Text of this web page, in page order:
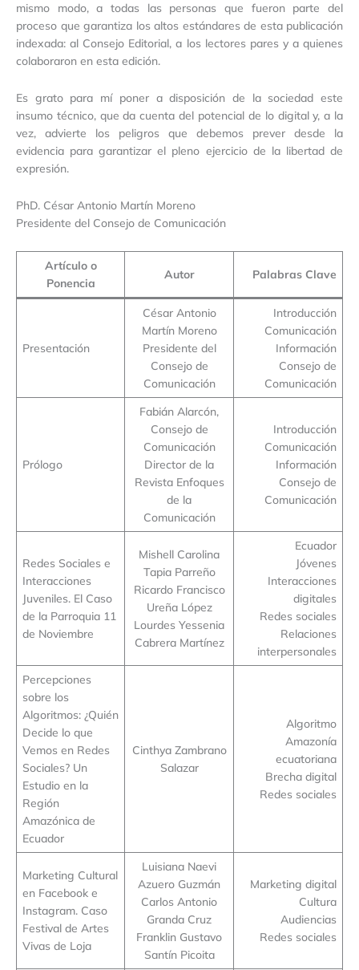
mismo modo, a todas las personas que fueron parte del
proceso que garantiza los altos estándares de esta publicación
indexada: al Consejo Editorial, a los lectores pares y a quienes
colaboraron en esta edición.
Es grato para mí poner a disposición de la sociedad este
insumo técnico, que da cuenta del potencial de lo digital y, a la
vez, advierte los peligros que debemos prever desde la
evidencia para garantizar el pleno ejercicio de la libertad de
expresión.
PhD. César Antonio Martín Moreno
Presidente del Consejo de Comunicación
Artículo o
Ponencia
Autor Palabras Clave
Presentación
César Antonio
Martín Moreno
Presidente del
Consejo de
Comunicación
Introducción
Comunicación
Información
Consejo de
Comunicación
Prólogo
Fabián Alarcón,
Consejo de
Comunicación
Director de la
Revista Enfoques
de la
Comunicación
Introducción
Comunicación
Información
Consejo de
Comunicación
Redes Sociales e
Interacciones
Juveniles. El Caso
de la Parroquia 11
de Noviembre
Mishell Carolina
Tapia Parreño
Ricardo Francisco
Ureña López
Lourdes Yessenia
Cabrera Martínez
Ecuador
Jóvenes
Interacciones
digitales
Redes sociales
Relaciones
interpersonales
Percepciones
sobre los
Algoritmos: ¿Quién
Decide lo que
Vemos en Redes
Sociales? Un
Estudio en la
Región
Amazónica de
Ecuador
Cinthya Zambrano
Salazar
Algoritmo
Amazonía
ecuatoriana
Brecha digital
Redes sociales
Marketing Cultural
en Facebook e
Instagram. Caso
Festival de Artes
Vivas de Loja
Luisiana Naevi
Azuero Guzmán
Carlos Antonio
Granda Cruz
Franklin Gustavo
Santín Picoita
Marketing digital
Cultura
Audiencias
Redes sociales